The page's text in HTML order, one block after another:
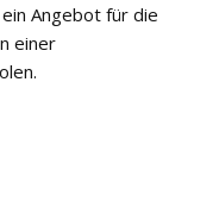
Angebot für die
einer